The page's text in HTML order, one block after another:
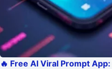
🔥 Free AI Viral Prompt